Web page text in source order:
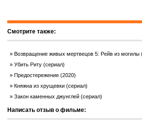
Смотрите также:
Возвращение живых мертвецов 5: Рейв из могилы
Убить Риту (сериал)
Предостережение (2020)
Княжна из хрущевки (сериал)
Закон каменных джунглей (сериал)
Написать отзыв о фильме: